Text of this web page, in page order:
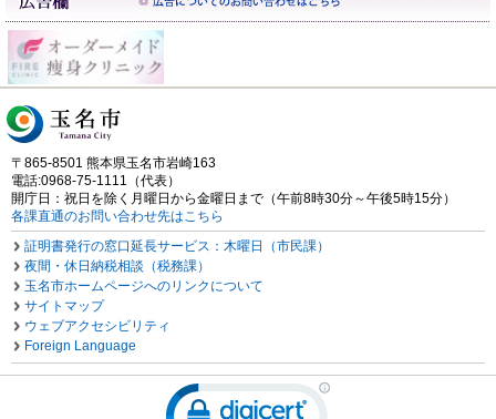
〒865-8501 熊本県玉名市岩崎163
電話:0968-75-1111（代表）
開庁日：祝日を除く月曜日から金曜日まで（午前8時30分～午後5時15分）
各課直通のお問い合わせ先はこちら
証明書発行の窓口延長サービス：木曜日（市民課）
夜間・休日納税相談（税務課）
玉名市ホームページへのリンクについて
サイトマップ
ウェブアクセシビリティ
Foreign Language